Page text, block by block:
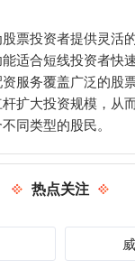
票投资者提供灵活
适合短线投资者快
服务覆盖广泛的股
扩大投资规模，从
同类型的股民。
热点关注